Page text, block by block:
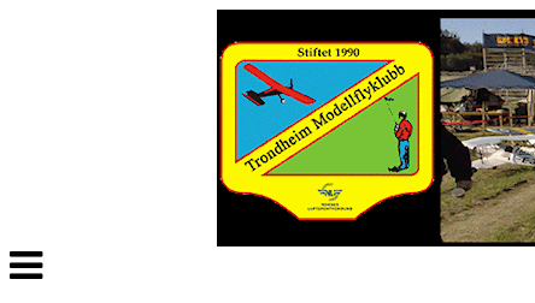
Veksle
navigasjon